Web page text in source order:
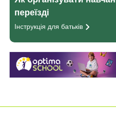
переїзді
Інструкція для батьків